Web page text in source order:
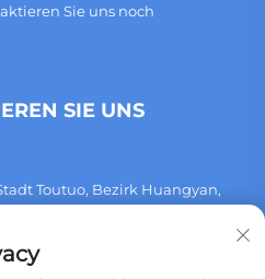
Sie uns noch
SIE UNS
Toutuo, Bezirk Huangyan,